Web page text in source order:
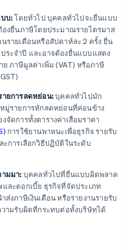
บ:โดยทั่วไป บุคคลทั่วไปจะยื่นแบบ
องยื่นภาษีโดยประมาณรายไตรมาส
นรายเดือนหรือสัปดาห์ละ 2 ครั้ง ยื่น
ระจำปี และอาจต้องยื่นแบบแสดง
ย ภาษีมูลค่าเพิ่ม (VAT) หรือภาษี
ยการลดหย่อน:บุคคลทั่วไปมัก
มู่รายการหักลดหย่อนที่ค่อนข้าง
จัดการทั้งตารางค่าเสื่อมราคา
การใช้ยานพาหนะเพื่อธุรกิจ รายรับ
การเลือกวิธีปฏิบัติในระดับ
มมา: บุคคลทั่วไปที่ยื่นแบบผิดพลาด
ละดอกเบี้ย ธุรกิจที่จัดประเภท
ส่งภาษีเงินเดือน หรือรายงานรายรับ
วามรับผิดที่กระทบต่อทั้งบริษัทได้